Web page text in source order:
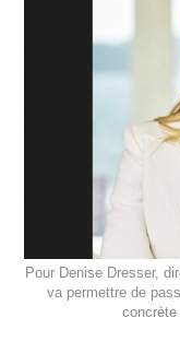
Pour Denise Dresser,
va permettre de